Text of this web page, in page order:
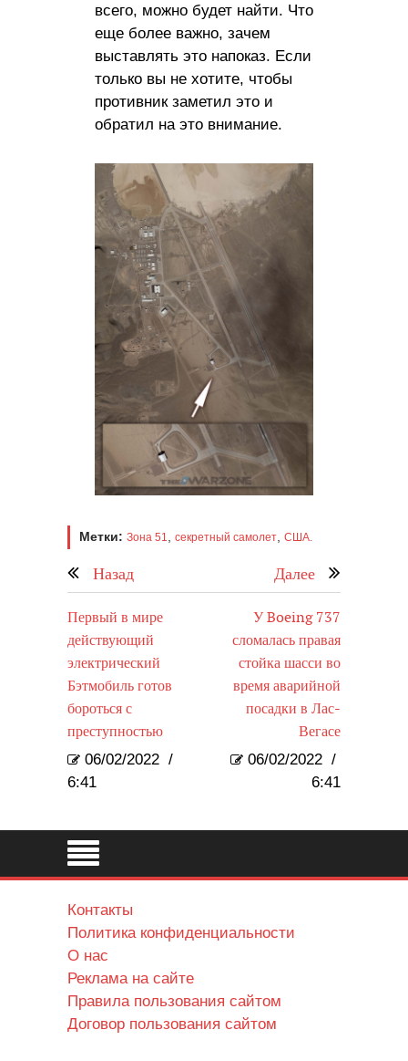
всего, можно будет найти. Что
еще более важно, зачем
выставлять это напоказ. Если
только вы не хотите, чтобы
противник заметил это и
обратил на это внимание.
Метки: Зона 51 секретный самолет США.
Назад Далее
Первый в мире
действующий
электрический
Бэтмобиль готов
бороться с
преступностью
06/02/2022 /
6:41
У Boeing 737
сломалась правая
стойка шасси во
время аварийной
посадки в Лас-
Вегасе
06/02/2022 /
6:41
Контакты
Политика конфиденциальности
О нас
Реклама на сайте
Правила пользования сайтом
Договор пользования сайтом